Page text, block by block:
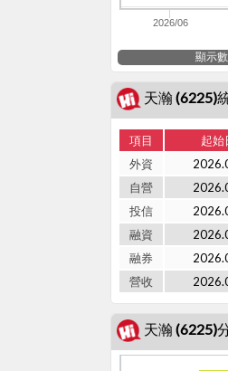
2026/06
顯示
天瀚 (6225)
項目 起始
外資
自營
投信
融資
融券
營收
天瀚 (6225)